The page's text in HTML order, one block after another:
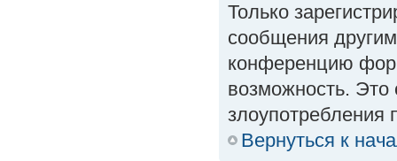
Только
сообщения
конференцию
возможность. Это
злоупотребления
Вернуться к